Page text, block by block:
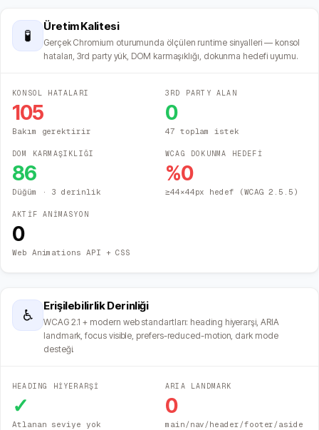
🧪
Üretim Kalitesi
Gerçek Chromium oturumunda ölçülen runtime sinyalleri — konsol
hataları, 3rd party yük, DOM karmaşıklığı, dokunma hedefi uyumu.
KONSOL HATALARI
105
Bakım gerektirir
3RD PARTY ALAN
0
47 toplam istek
DOM KARMAŞIKLIĞI
86
Düğüm · 3 derinlik
WCAG DOKUNMA HEDEFİ
%0
≥44×44px hedef (WCAG 2.5.5)
AKTİF ANİMASYON
0
Web Animations API + CSS
♿
Erişilebilirlik Derinliği
WCAG 2.1 + modern web standartları: heading hiyerarşi, ARIA
landmark, focus visible, prefers-reduced-motion, dark mode
desteği.
HEADING HİYERARŞİ
✓
Atlanan seviye yok
ARIA LANDMARK
0
main/nav/header/footer/aside